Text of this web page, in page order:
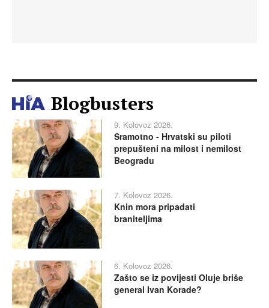
Blogbusters
9. Kolovoz 2026.
Sramotno - Hrvatski su piloti
prepušteni na milost i nemilost
Beogradu
7. Kolovoz 2026.
Knin mora pripadati
braniteljima
6. Kolovoz 2026.
Zašto se iz povijesti Oluje briše
general Ivan Korade?